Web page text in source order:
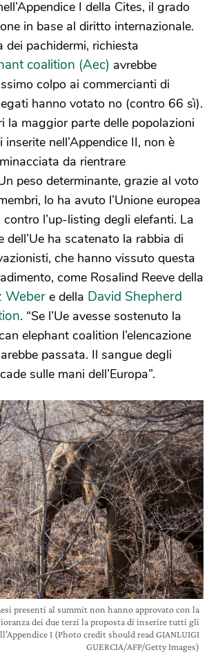
I della Cites, il grado
in base al diritto internazionale.
pachidermi, richiesta
coalition (Aec) avrebbe
colpo ai commercianti di
hanno votato no (contro 66 sì).
la maggior parte delle popolazioni
nell’Appendice II, non è
da rientrare
peso determinante, grazie al voto
lo ha avuto l’Unione europea
l’up-listing degli elefanti. La
dell’Ue ha scatenato la rabbia di
che hanno vissuto questa
come Rosalind Reeve della
Weber e della David Shepherd
. “Se l’Ue avesse sostenuto la
elephant coalition l’elencazione
passata. Il sangue degli
sulle mani dell’Europa”.
presenti al summit non hanno approvato con la
dei due terzi la proposta di inserire tutti gli
I (Photo credit should read GIANLUIGI
GUERCIA/AFP/Getty Images)